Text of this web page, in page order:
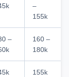
–
155k
–
160 –
180k
155k